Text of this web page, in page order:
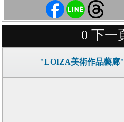
0 下一
"LOIZA美術作品藝廊"